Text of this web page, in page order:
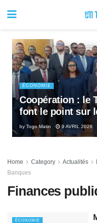
ÉCONOMIE
Coopération : le
font le point sur
by Togo Matin 9 AVRIL 2026
Home Category Actualités
Banques
Finances
ÉCONOMIE